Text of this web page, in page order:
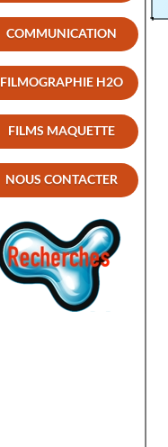
COMMUNICATION
FILMOGRAPHIE H2O
FILMS MAQUETTE
NOUS CONTACTER